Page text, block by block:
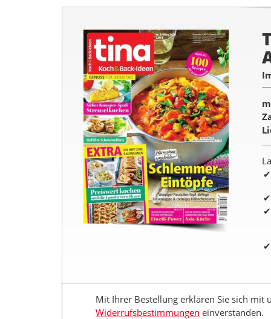
Mit Ihrer Bestellung erklären Sie sich mit
Widerrufsbestimmungen einverstanden.